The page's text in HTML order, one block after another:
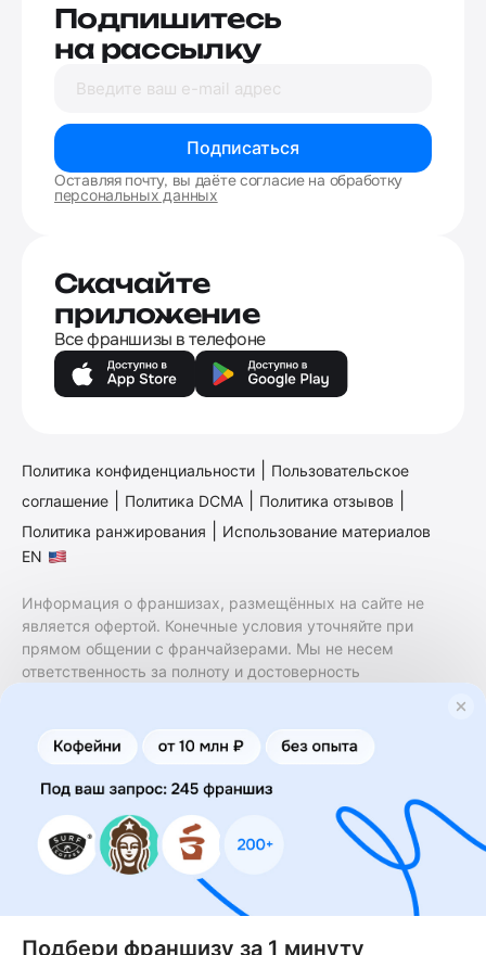
Подпишитесь
на рассылку
Подписаться
Оставляя почту, вы даёте согласие на обработку
персональных данных
Скачайте
приложение
Все франшизы в телефоне
Политика конфиденциальности
Пользовательское
соглашение
Политика DCMA Политика отзывов
Политика ранжирования
Использование материалов
EN
Информация о франшизах, размещённых на сайте не
является офертой. Конечные условия уточняйте при
прямом общении с франчайзерами. Мы не несем
ответственность за полноту и достоверность
финансовые услуги. Заключение договоров
коммерческой концессии (франчайзинга) осуществляется
правообладателями/их представителями. Бизнесменс.ру
не является посредником или представителем
правообладателя и не несет ответственность за условия
предоставления франшизы и действия лиц,
осуществленные на основании информации, имеющейся
на сайте или полученной через него. За достоверность
предоставленной информации несет ответственность
правообладатель.
Подбери франшизу за 1 минуту